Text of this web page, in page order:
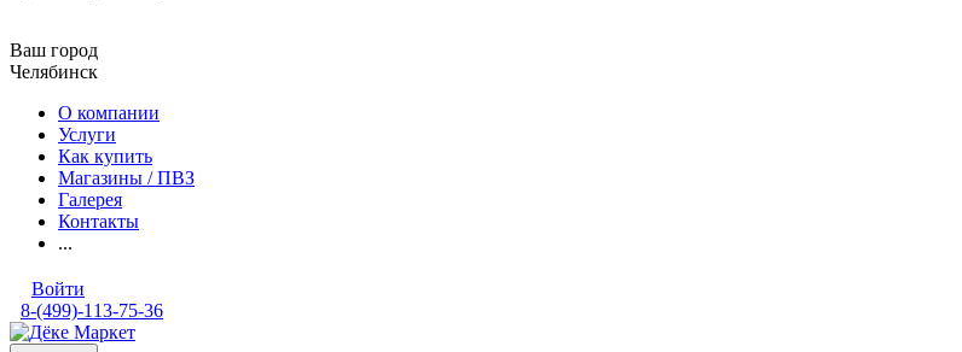
Ваш город
Челябинск
О компании
Услуги
Как купить
Магазины / ПВЗ
Галерея
Контакты
...
Войти
8-(499)-113-75-36